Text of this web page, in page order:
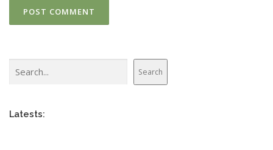
Search
Latests: